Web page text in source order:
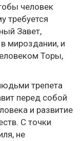
человек
требуется
Завет,
мироздании, и
Торы,
трепета
перед собой
и развитие
С точки
не